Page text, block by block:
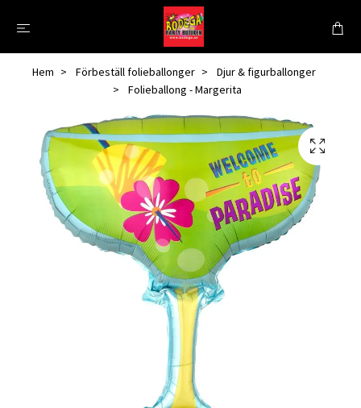
Hem Förbeställ folieballonger
Djur & figurballonger
Folieballong - Margerita